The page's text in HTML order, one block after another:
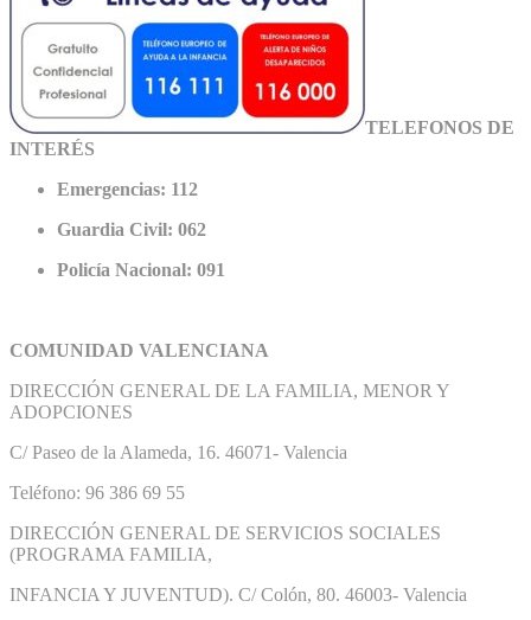
TELEFONOS DE
INTERÉS
Emergencias: 112
Guardia Civil: 062
Policía Nacional: 091
COMUNIDAD VALENCIANA
DIRECCIÓN GENERAL DE LA FAMILIA, MENOR Y
ADOPCIONES
C/ Paseo de la Alameda, 16. 46071- Valencia
Teléfono: 96 386 69 55
DIRECCIÓN GENERAL DE SERVICIOS SOCIALES
(PROGRAMA FAMILIA,
INFANCIA Y JUVENTUD). C/ Colón, 80. 46003- Valencia